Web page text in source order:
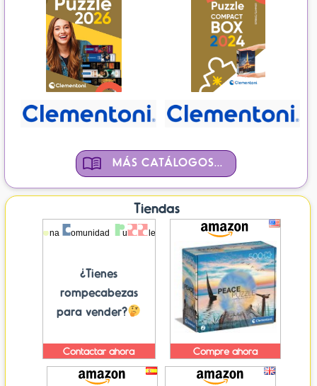
MÁS CATÁLOGOS...
Tiendas
¿Tienes
rompecabezas
para vender?
Contactar ahora Compre ahora